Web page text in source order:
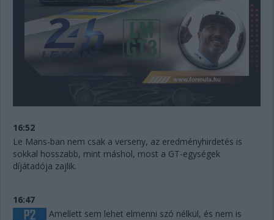
16:52
Le Mans-ban nem csak a verseny, az eredményhirdetés is
sokkal hosszabb, mint máshol, most a GT-egységek
díjátadója zajlik.
16:47
Amellett sem lehet elmenni szó nélkül, és nem is